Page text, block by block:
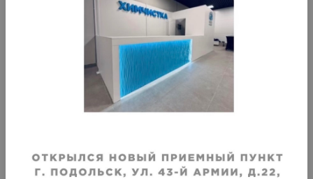
Хранение жилета из пальтовой
Хранение плаща